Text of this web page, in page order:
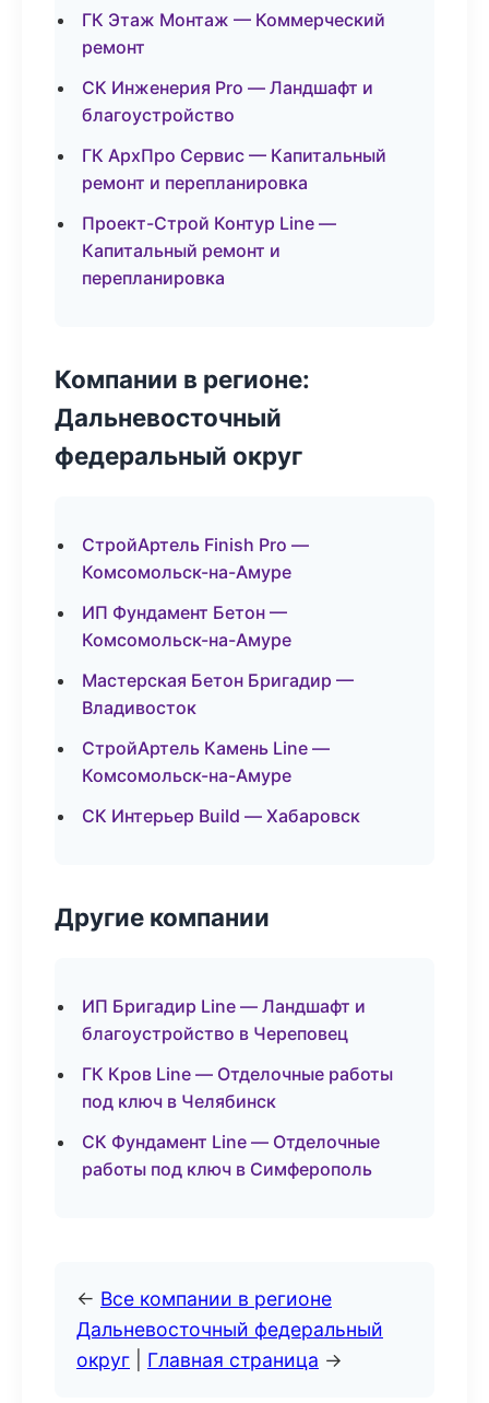
ГК Этаж Монтаж — Коммерческий
ремонт
СК Инженерия Pro — Ландшафт и
благоустройство
ГК АрхПро Сервис — Капитальный
ремонт и перепланировка
Проект-Строй Контур Line —
Капитальный ремонт и
перепланировка
Компании в регионе:
Дальневосточный
федеральный округ
СтройАртель Finish Pro —
Комсомольск-на-Амуре
ИП Фундамент Бетон —
Комсомольск-на-Амуре
Мастерская Бетон Бригадир —
Владивосток
СтройАртель Камень Line —
Комсомольск-на-Амуре
СК Интерьер Build — Хабаровск
Другие компании
ИП Бригадир Line — Ландшафт и
благоустройство в Череповец
ГК Кров Line — Отделочные работы
под ключ в Челябинск
СК Фундамент Line — Отделочные
работы под ключ в Симферополь
← Все компании в регионе
Дальневосточный федеральный
округ
Главная страница →